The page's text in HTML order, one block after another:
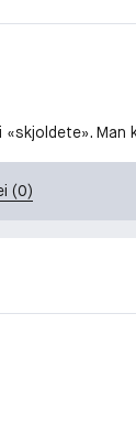
Man
(0)